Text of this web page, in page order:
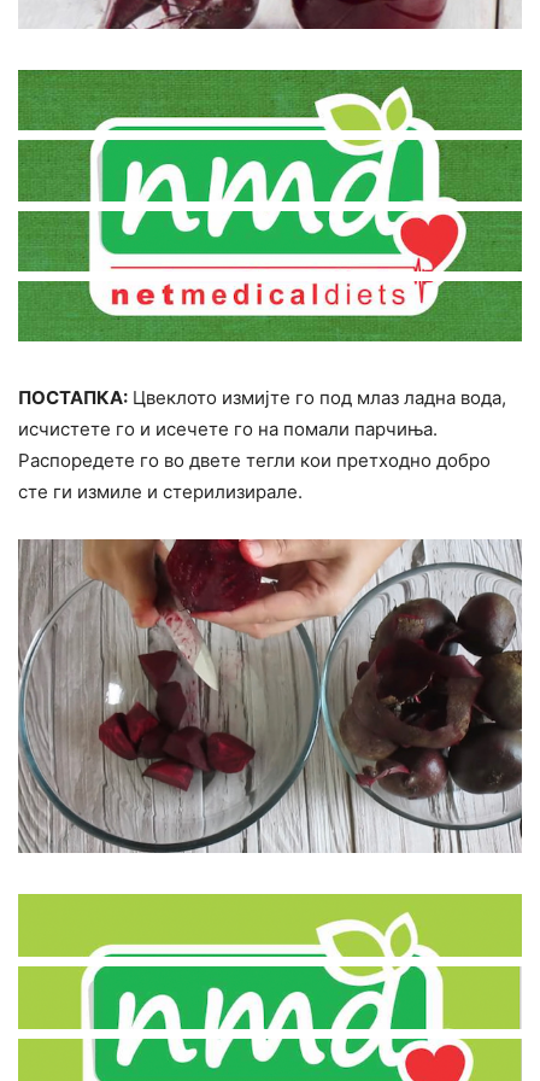
ПОСТАПКА: Цвеклото измијте го под млаз ладна вода,
исчистете го и исечете го на помали парчиња.
Распоредете го во двете тегли кои претходно добро
сте ги измиле и стерилизирале.